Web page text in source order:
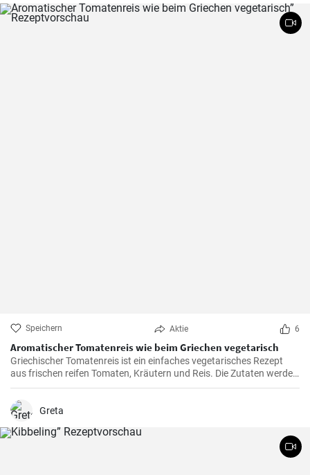
Speichern Aktie 6
Aromatischer Tomatenreis wie beim Griechen vegetarisch
Griechischer Tomatenreis ist ein einfaches vegetarisches Rezept
aus frischen reifen Tomaten, Kräutern und Reis. Die Zutaten werden
zusammen gekocht und als vegetarische Hauptspeise zu Brot oder
Fetakäse genossen. Schnell und einfach zubereitet.
Greta